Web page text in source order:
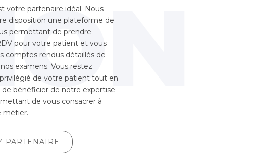
votre partenaire idéal. Nous
disposition une plateforme de
permettant de prendre
pour votre patient et vous
comptes rendus détaillés de
examens. Vous restez
de votre patient tout en
bénéficier de notre expertise
de vous consacrer à
métier.
PARTENAIRE